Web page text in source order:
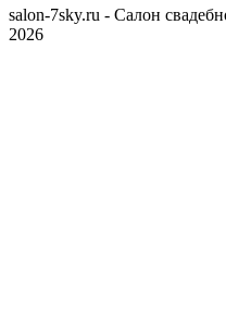
salon-7sky.ru - Салон
2026